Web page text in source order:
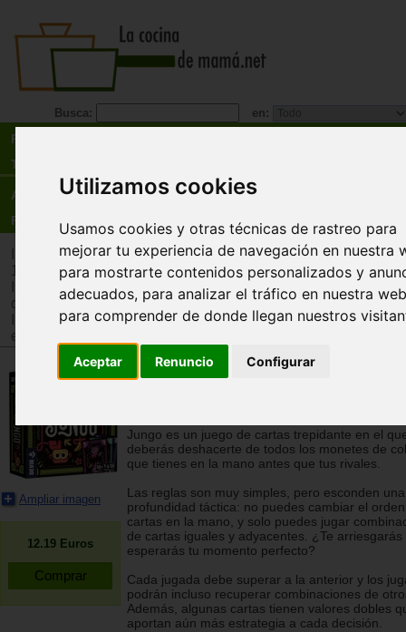
Utilizamos cookies
Usamos cookies y otras técnicas de rastreo para
mejorar tu experiencia de navegación en nuestra
para mostrarte contenidos personalizados y
adecuados, para analizar el tráfico en nuestra
para comprender de donde llegan nuestros
Aceptar Renuncio Configurar
Busca: en:
Recetas
Tienda
Actualidad
Registro
>Tienda>Juguetes infantiles>Juguetes por edad>
12 años
Tienda > Juguetes infantiles > Juguetes por edad
de 12 años
Tienda>Juguetes infantiles>Juguetes por tipo>
estrategia
Ampliar imagen
12.19 Euros
Jungo. Juego de cartas
Jungo es un juego de cartas trepidante en el
deberás deshacerte de todos los monetes de
que tienes en la mano antes que tus rivales.
Las reglas son muy simples, pero esconden
profundidad táctica: no puedes cambiar el
cartas en la mano, y solo puedes jugar
de cartas iguales y adyacentes. ¿Te arriesgarás
esperarás tu momento perfecto?
Cada jugada debe superar a la anterior y los
podrán incluso recuperar combinaciones de
Además, algunas cartas tienen valores dobles
aportan aún más estrategia a cada decisión.